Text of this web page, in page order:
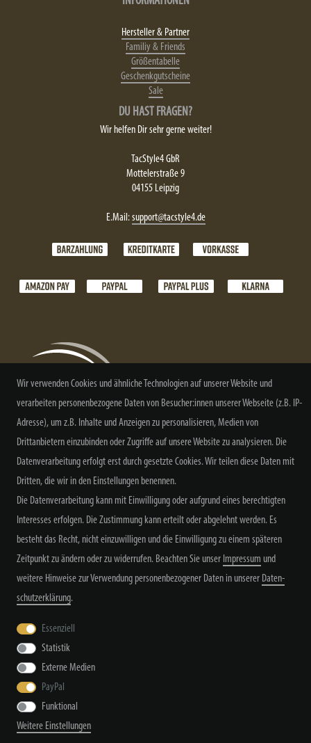
Hersteller & Partner
Familiy & Friends
Größentabelle
Geschenkgutscheine
Sale
DU HAST FRAGEN?
Wir helfen Dir sehr gerne weiter!
TacStyle4 GbR
Mottelerstraße 9
04155 Leipzig
E.Mail:support@tacstyle4.de
NEWSLETTER ABONNIEREN
Alle Preisangaben inkl. MwSt. zzgl. Versand
Widerrufs­recht
Wir verwenden Cookies und ähnliche Technologien auf unserer Website und
verarbeiten personenbezogene Daten von Besucher:innen unserer Webseite (z.B. IP-
Adresse), um z.B. Inhalte und Anzeigen zu personalisieren, Medien von
Drittanbietern einzubinden oder Zugriffe auf unsere Website zu analysieren. Die
Datenverarbeitung erfolgt erst durch gesetzte Cookies. Wir teilen diese Daten mit
Dritten, die wir in den Einstellungen benennen.
Die Datenverarbeitung kann mit Einwilligung oder aufgrund eines berechtigten
Interesses erfolgen. Die Zustimmung kann erteilt oder abgelehnt werden. Es
besteht das Recht, nicht einzuwilligen und die Einwilligung zu einem späteren
Zeitpunkt zu ändern oder zu widerrufen. Beachten Sie unser Impressum und
weitere Hinweise zur Verwendung personenbezogener Daten in unserer Daten­
schutz­erklärung.
Essenziell
Statistik
Externe Medien
PayPal
Funktional
Weitere Einstellungen